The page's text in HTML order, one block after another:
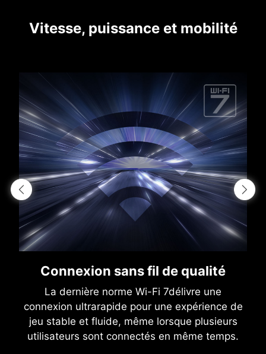
Vitesse, puissance et mobilité
Connexion sans fil de qualité
La dernière norme Wi-Fi 7délivre une
connexion ultrarapide pour une expérience de
jeu stable et fluide, même lorsque plusieurs
utilisateurs sont connectés en même temps.